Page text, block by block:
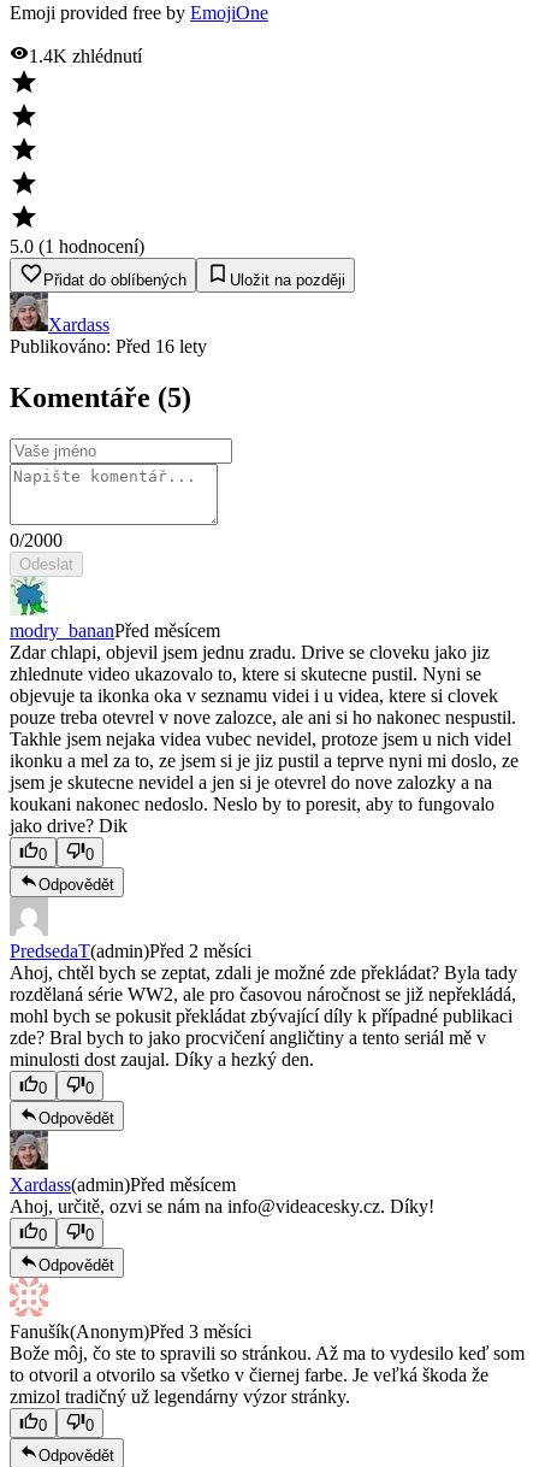
Emoji provided free by EmojiOne
1.4K zhlédnutí
5.0 (1 hodnocení)
Přidat do oblíbených Uložit na později
Xardass
Publikováno: Před 16 lety
Komentáře (5)
0/2000
Odeslat
modry_bananPřed měsícem
Zdar chlapi, objevil jsem jednu zradu. Drive se cloveku jako jiz
zhlednute video ukazovalo to, ktere si skutecne pustil. Nyni se
objevuje ta ikonka oka v seznamu videi i u videa, ktere si clovek
pouze treba otevrel v nove zalozce, ale ani si ho nakonec nespustil.
Takhle jsem nejaka videa vubec nevidel, protoze jsem u nich videl
ikonku a mel za to, ze jsem si je jiz pustil a teprve nyni mi doslo, ze
jsem je skutecne nevidel a jen si je otevrel do nove zalozky a na
koukani nakonec nedoslo. Neslo by to poresit, aby to fungovalo
jako drive? Dik
0
0
Odpovědět
PredsedaT(admin)Před 2 měsíci
Ahoj, chtěl bych se zeptat, zdali je možné zde překládat? Byla tady
rozdělaná série WW2, ale pro časovou náročnost se již nepřekládá,
mohl bych se pokusit překládat zbývající díly k případné publikaci
zde? Bral bych to jako procvičení angličtiny a tento seriál mě v
minulosti dost zaujal. Díky a hezký den.
0
0
Odpovědět
Xardass(admin)Před měsícem
Ahoj, určitě, ozvi se nám na info@videacesky.cz. Díky!
0
0
Odpovědět
Fanušík(Anonym)Před 3 měsíci
Bože môj, čo ste to spravili so stránkou. Až ma to vydesilo keď som
to otvoril a otvorilo sa všetko v čiernej farbe. Je veľká škoda že
zmizol tradičný už legendárny výzor stránky.
0
0
Odpovědět